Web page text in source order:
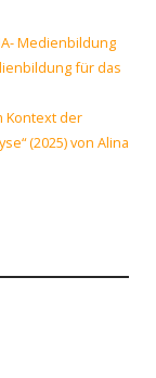
Medienbildung
für das
Kontext der
(2025) von Alina